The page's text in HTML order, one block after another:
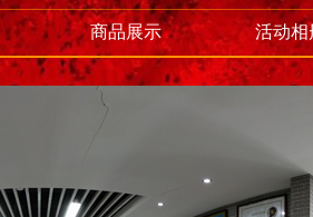
商品展示 活动相